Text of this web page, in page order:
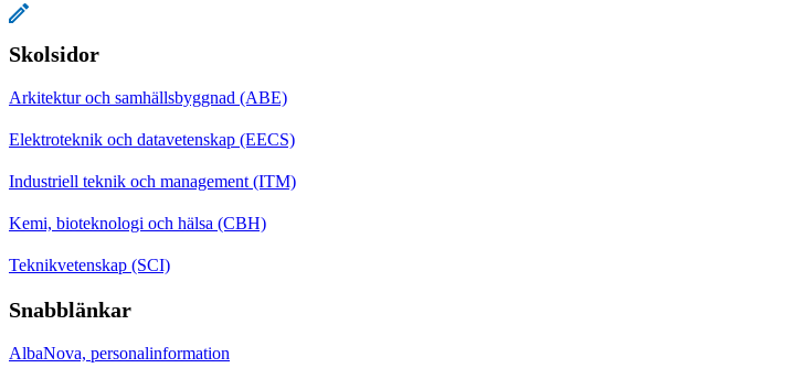
Skolsidor
Arkitektur och samhällsbyggnad (ABE)
Elektroteknik och datavetenskap (EECS)
Industriell teknik och management (ITM)
Kemi, bioteknologi och hälsa (CBH)
Teknikvetenskap (SCI)
Snabblänkar
AlbaNova, personalinformation